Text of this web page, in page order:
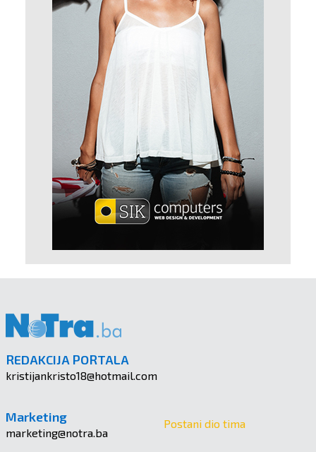
REDAKCIJA PORTALA
kristijankristo18@hotmail.com
Marketing
marketing@notra.ba
Postani dio tima